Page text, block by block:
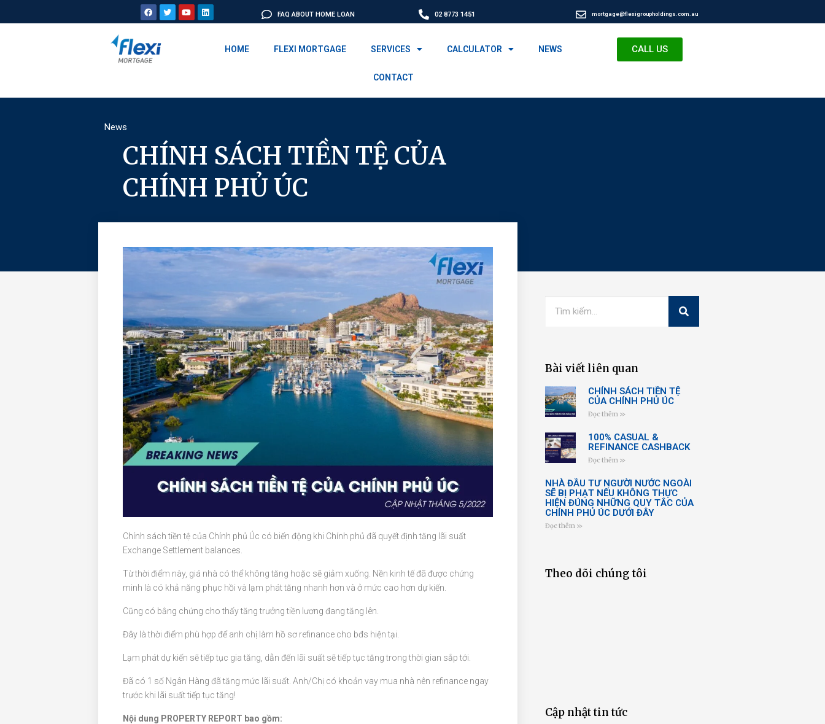
FAQ ABOUT HOME LOAN 02 8773 1451 mortgage@flexigroupholdings.com.au
HOME FLEXI MORTGAGE SERVICES CALCULATOR NEWS
CONTACT
CALL US
News
CHÍNH SÁCH TIỀN TỆ CỦA
CHÍNH PHỦ ÚC
Chính sách tiền tệ của Chính phủ Úc có biến động khi Chính phủ đã quyết định tăng lãi suất
Exchange Settlement balances.
Từ thời điểm này, giá nhà có thể không tăng hoặc sẽ giảm xuống. Nền kinh tế đã được chứng
minh là có khả năng phục hồi và lạm phát tăng nhanh hơn và ở mức cao hơn dự kiến.
Cũng có bằng chứng cho thấy tăng trưởng tiền lương đang tăng lên.
Đây là thời điểm phù hợp để anh chị làm hồ sơ refinance cho bđs hiện tại.
Lạm phát dự kiến sẽ tiếp tục gia tăng, dẫn đến lãi suất sẽ tiếp tục tăng trong thời gian sắp tới.
Đã có 1 số Ngân Hàng đã tăng mức lãi suất. Anh/Chị có khoản vay mua nhà nên refinance ngay
trước khi lãi suất tiếp tục tăng!
Nội dung PROPERTY REPORT bao gồm:
Bài viết liên quan
CHÍNH SÁCH TIỀN TỆ
CỦA CHÍNH PHỦ ÚC
Đọc thêm >>
100% CASUAL &
REFINANCE CASHBACK
Đọc thêm >>
NHÀ ĐẦU TƯ NGƯỜI NƯỚC NGOÀI
SẼ BỊ PHẠT NẾU KHÔNG THỰC
HIỆN ĐÚNG NHỮNG QUY TẮC CỦA
CHÍNH PHỦ ÚC DƯỚI ĐÂY
Đọc thêm >>
Theo dõi chúng tôi
Cập nhật tin tức